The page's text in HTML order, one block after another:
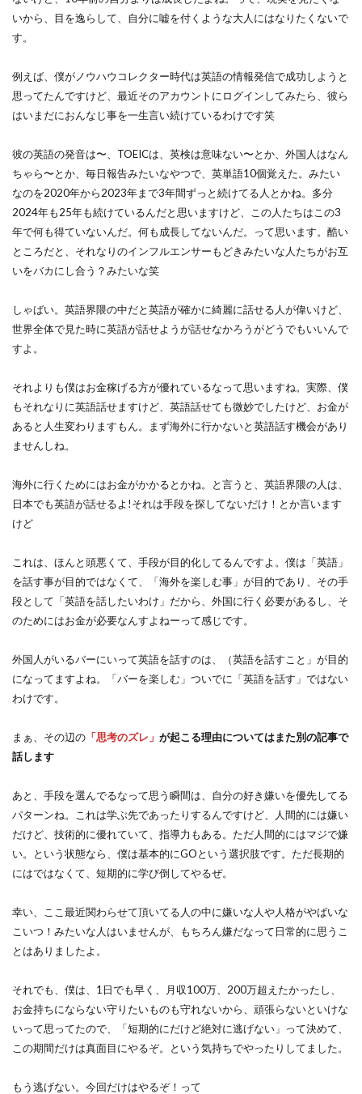
いから、目を逸らして、自分に嘘を付くような大人にはなりたくないで
す。
例えば、僕がノウハウコレクター時代は英語の情報発信で成功しようと
思ってたんですけど、最近そのアカウントにログインしてみたら、彼ら
はいまだにおんなじ事を一生言い続けているわけです笑
彼の英語の発音は〜、TOEICは、英検は意味ない〜とか、外国人はなん
ちゃら〜とか、毎日報告みたいなやつで、英単語10個覚えた。みたい
なのを2020年から2023年まで3年間ずっと続けてる人とかね。多分
2024年も25年も続けているんだと思いますけど、この人たちはこの3
年で何も得ていないんだ。何も成長してないんだ。って思います。酷い
ところだと、それなりのインフルエンサーもどきみたいな人たちがお互
いをバカにし合う？みたいな笑
しゃばい。英語界隈の中だと英語が確かに綺麗に話せる人が偉いけど、
世界全体で見た時に英語が話せようが話せなかろうがどうでもいいんで
すよ。
それよりも僕はお金稼げる方が優れているなって思いますね。実際、僕
もそれなりに英語話せますけど、英語話せても微妙でしたけど、お金が
あると人生変わりますもん。まず海外に行かないと英語話す機会があり
ませんしね。
海外に行くためにはお金がかかるとかね。と言うと、英語界隈の人は、
日本でも英語が話せるよ!それは手段を探してないだけ！とか言います
けど
これは、ほんと頭悪くて、手段が目的化してるんですよ。僕は「英語」
を話す事が目的ではなくて、「海外を楽しむ事」が目的であり、その手
段として「英語を話したいわけ」だから、外国に行く必要があるし、そ
のためにはお金が必要なんすよねーって感じです。
外国人がいるバーにいって英語を話すのは、（英語を話すこと」が目的
になってますよね。「バーを楽しむ」ついでに「英語を話す」ではない
わけです。
まぁ、その辺の 「思考のズレ」 が起こる理由についてはまた別の記事で
話します
あと、手段を選んでるなって思う瞬間は、自分の好き嫌いを優先してる
パターンね。これは学ぶ先であったりするんですけど、人間的には嫌い
だけど、技術的に優れていて、指導力もある。ただ人間的にはマジで嫌
い。という状態なら、僕は基本的にGOという選択肢です。ただ長期的
にはではなくて、短期的に学び倒してやるぜ。
幸い、ここ最近関わらせて頂いてる人の中に嫌いな人や人格がやばいな
こいつ！みたいな人はいませんが、もちろん嫌だなって日常的に思うこ
とはありましたよ。
それでも、僕は、1日でも早く、月収100万、200万超えたかったし、
お金持ちにならない守りたいものも守れないから、頑張らないといけな
いって思ってたので、「短期的にだけど絶対に逃げない」って決めて、
この期間だけは真面目にやるぞ。という気持ちでやったりしてました。
もう逃げない。今回だけはやるぞ！って